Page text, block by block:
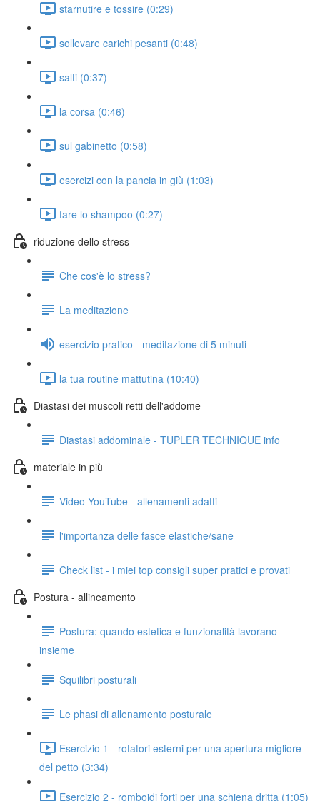
starnutire e tossire (0:29)
sollevare carichi pesanti (0:48)
salti (0:37)
la corsa (0:46)
sul gabinetto (0:58)
esercizi con la pancia in giù (1:03)
fare lo shampoo (0:27)
riduzione dello stress
Che cos'è lo stress?
La meditazione
esercizio pratico - meditazione di 5 minuti
la tua routine mattutina (10:40)
Diastasi dei muscoli retti dell'addome
Diastasi addominale - TUPLER TECHNIQUE info
materiale in più
Video YouTube - allenamenti adatti
l'importanza delle fasce elastiche/sane
Check list - i miei top consigli super pratici e provati
Postura - allineamento
Postura: quando estetica e funzionalità lavorano
insieme
Squilibri posturali
Le phasi di allenamento posturale
Esercizio 1 - rotatori esterni per una apertura migliore
del petto (3:34)
Esercizio 2 - romboidi forti per una schiena dritta (1:05)